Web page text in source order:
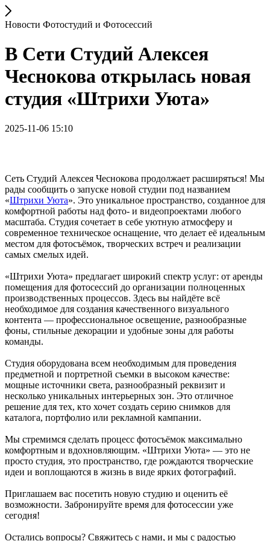
Новости Фотостудий и Фотосессий
В Сети Студий Алексея
Чеснокова открылась новая
студия «Штрихи Уюта»
2025-11-06 15:10
Сеть Студий Алексея Чеснокова продолжает расширяться! Мы
рады сообщить о запуске новой студии под названием
«Штрихи Уюта». Это уникальное пространство, созданное для
комфортной работы над фото- и видеопроектами любого
масштаба. Студия сочетает в себе уютную атмосферу и
современное техническое оснащение, что делает её идеальным
местом для фотосъёмок, творческих встреч и реализации
самых смелых идей.
«Штрихи Уюта» предлагает широкий спектр услуг: от аренды
помещения для фотосессий до организации полноценных
производственных процессов. Здесь вы найдёте всё
необходимое для создания качественного визуального
контента — профессиональное освещение, разнообразные
фоны, стильные декорации и удобные зоны для работы
команды.
Студия оборудована всем необходимым для проведения
предметной и портретной съемки в высоком качестве:
мощные источники света, разнообразный реквизит и
несколько уникальных интерьерных зон. Это отличное
решение для тех, кто хочет создать серию снимков для
каталога, портфолио или рекламной кампании.
Мы стремимся сделать процесс фотосъёмок максимально
комфортным и вдохновляющим. «Штрихи Уюта» — это не
просто студия, это пространство, где рождаются творческие
идеи и воплощаются в жизнь в виде ярких фотографий.
Приглашаем вас посетить новую студию и оценить её
возможности. Забронируйте время для фотосессии уже
сегодня!
Остались вопросы? Свяжитесь с нами, и мы с радостью